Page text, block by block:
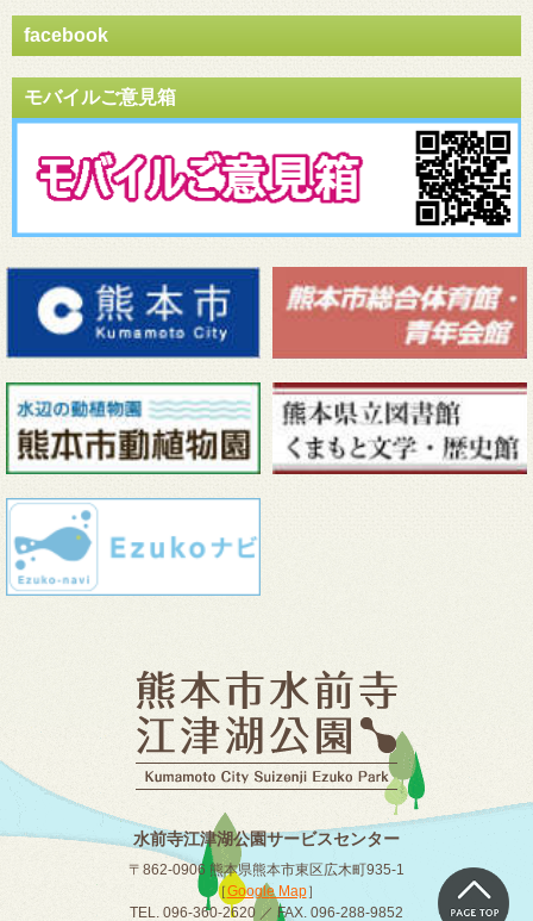
facebook
モバイルご意見箱
水前寺江津湖公園サービスセンター
〒862-0906 熊本県熊本市東区広木町935-1
［Google Map］
TEL. 096-360-2620 ／ FAX. 096-288-9852